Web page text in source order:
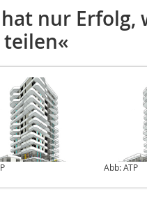
nur Erfolg,
Abb: ATP